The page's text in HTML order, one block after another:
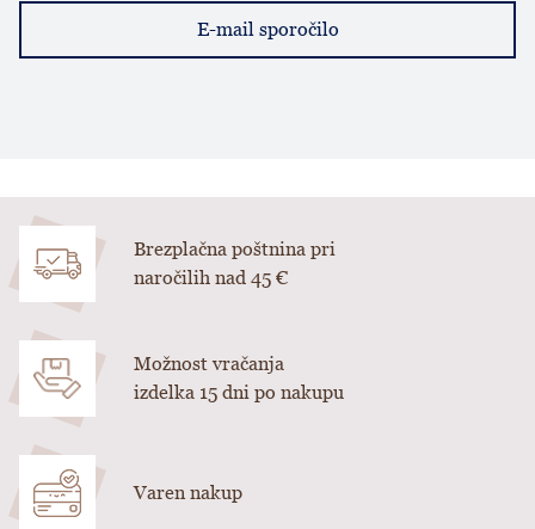
E-mail sporočilo
Brezplačna poštnina pri
naročilih nad 45 €
Možnost vračanja
izdelka 15 dni po nakupu
Varen nakup